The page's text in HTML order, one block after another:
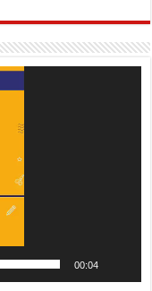
00:04